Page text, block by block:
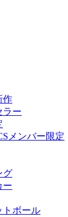
作
ラー
メンバー限定
グ
ー
トボール